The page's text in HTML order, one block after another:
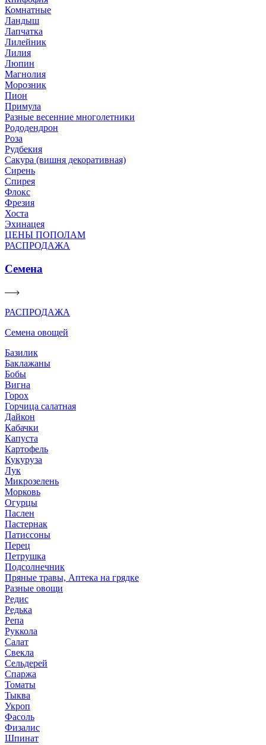
Комнатные
Ландыш
Лапчатка
Лилейник
Лилия
Люпин
Магнолия
Морозник
Пион
Примула
Разные весенние многолетники
Рододендрон
Роза
Рудбекия
Сакура (вишня декоративная)
Сирень
Спирея
Флокс
Фрезия
Хоста
Эхинацея
ЦЕНЫ ПОПОЛАМ
РАСПРОДАЖА
Семена
РАСПРОДАЖА
Семена овощей
Базилик
Баклажаны
Бобы
Вигна
Горох
Горчица салатная
Дайкон
Кабачки
Капуста
Картофель
Кукуруза
Лук
Микрозелень
Морковь
Огурцы
Паслен
Пастернак
Патиссоны
Перец
Петрушка
Подсолнечник
Пряные травы, Аптека на грядке
Разные овощи
Редис
Редька
Репа
Руккола
Салат
Свекла
Сельдерей
Спаржа
Томаты
Тыква
Укроп
Фасоль
Физалис
Шпинат